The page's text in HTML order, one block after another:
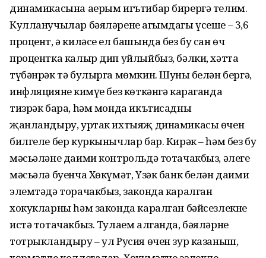
динамикасына аерым игътибар бирергә телим.
Кулланучылар бәяләренең агымдагы үсеше – 3,6
процент, ә киләсе ел башында без бу сан өч
процентка калыр дип уйлыйбыз, бәлки, хәтта
түбәнрәк тә булырга мөмкин. Шуның белән бергә,
инфляциянең кимүе без көткәнгә караганда
тизрәк бара, һәм монда икътисадны
җанландыру, уртак ихтыяҗ динамикасы өчен
билгеле бер куркынычлар бар. Кирәк – һәм без бу
мәсьәләне даими контрольдә тотачакбыз, әлеге
мәсьәлә буенча Хөкүмәт, Үзәк банк белән даими
элемтәдә торачакбыз, законда каралган
хокукларны һәм законда каралган бәйсезлекне
истә тотачакбыз. Тулаем алганда, бәяләрне
тотрыкландыру – ул Русия өчен зур казаныш,